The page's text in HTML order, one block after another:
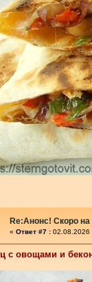
Re:Анонс! Скоро
« Ответ #7 : 02.08.2026
с овощами и